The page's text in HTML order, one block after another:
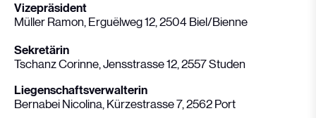
Vizepräsident
Müller Ramon, Erguëlweg 12, 2504 Biel/Bienne
Sekretärin
Tschanz Corinne, Jensstrasse 12, 2557 Studen
Liegenschaftsverwalterin
Bernabei Nicolina, Kürzestrasse 7, 2562 Port